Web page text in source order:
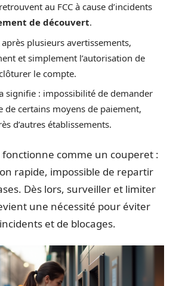
au FCC à cause d’incidents
de découvert.
plusieurs avertissements,
et simplement l’autorisation de
le compte.
signifie : impossibilité de demander
de certains moyens de paiement,
d’autres établissements.
comme un couperet :
rapide, impossible de repartir
Dès lors, surveiller et limiter
une nécessité pour éviter
et de blocages.